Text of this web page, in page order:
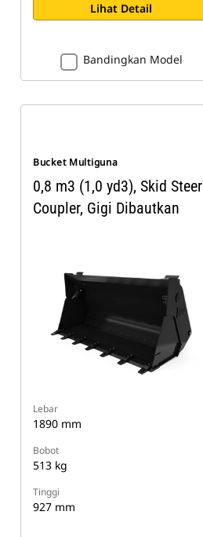
Lihat Detail
Bandingkan Model
Bucket Multiguna
0,8 m3 (1,0 yd3), Skid Steer
Coupler, Gigi Dibautkan
Lebar
1890 mm
Bobot
513 kg
Tinggi
927 mm